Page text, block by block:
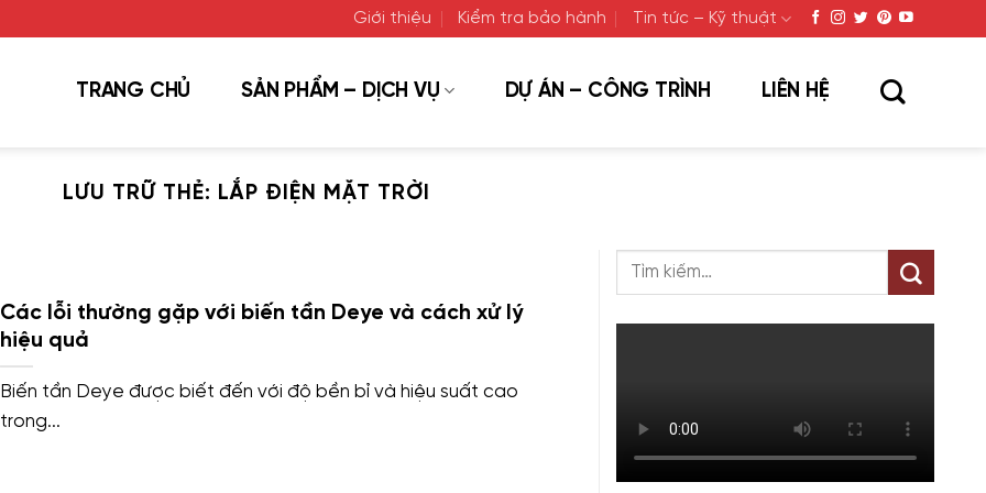
Giới thiệu Kiểm tra bảo hành Tin tức – Kỹ thuật
TRANG CHỦ SẢN PHẨM – DỊCH VỤ DỰ ÁN – CÔNG TRÌNH LIÊN HỆ
LƯU TRỮ THẺ: LẮP ĐIỆN MẶT TRỜI
Các lỗi thường gặp với biến tần Deye và cách xử lý
hiệu quả
Biến tần Deye được biết đến với độ bền bỉ và hiệu suất cao
trong...